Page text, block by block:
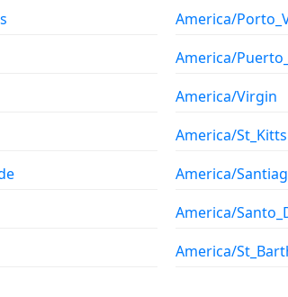
America/
America/
America/Virgin
America/St_Kitts
America/
America/
America/